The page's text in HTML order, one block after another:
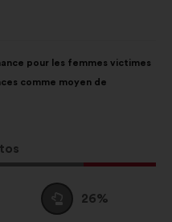
pour les femmes victimes
comme moyen de
Voto
neutro
26%